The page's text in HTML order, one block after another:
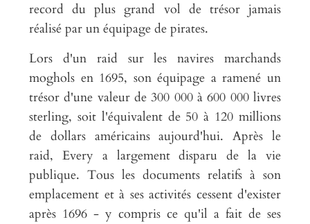
record du plus grand vol de trésor jamais
réalisé par un équipage de pirates.
Lors d'un raid sur les navires marchands
moghols en 1695, son équipage a ramené un
trésor d'une valeur de 300 000 à 600 000 livres
sterling, soit l'équivalent de 50 à 120 millions
de dollars américains aujourd'hui. Après le
raid, Every a largement disparu de la vie
publique. Tous les documents relatifs à son
emplacement et à ses activités cessent d'exister
après 1696 - y compris ce qu'il a fait de ses